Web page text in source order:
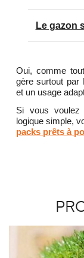
Le gazon
Oui, comme
gère surtout par
et un usage
Si vous voulez
logique simple,
packs prêts à